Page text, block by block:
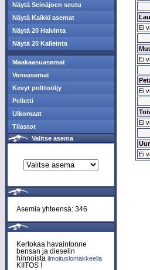
Näytä Seinäjoen seutu
Näytä Kaikki asemat
Näytä 20 Halvinta
Näytä 20 Kalleinta
Maakaasuasemat
Veneasemat
Kevyt polttoöljy
Pelletti
Ulkomaat
Tilastot
Valitse asema
Asemia yhteensä: 346
Kertokaa havaintonne
bensan ja dieselin
hinnoista ilmoituslomakkeella
KIITOS !
Ei
Ei
Ei
Ei
Ei